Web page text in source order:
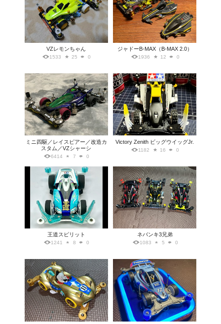
VZレモンちゃん
1533 25 0
ジャドーB-MAX（B-MAX 2.0）
1936 12 0
ミニ四駆／レイスピアー／改造カ
スタム／VZシャーシ
6414 7 0
Victory Zenith ビッグウイッグJr.
1182 16 0
王道スピリット
1241 8 0
ネバンキ3兄弟
1083 5 0